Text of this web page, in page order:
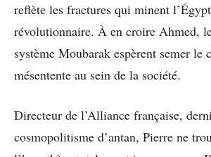
reflète les fractures qui minent
révolutionnaire. À en croire Ahmed,
système Moubarak espèrent semer le
mésentente au sein de la société.
Directeur de l’Alliance française,
cosmopolitisme d’antan, Pierre ne